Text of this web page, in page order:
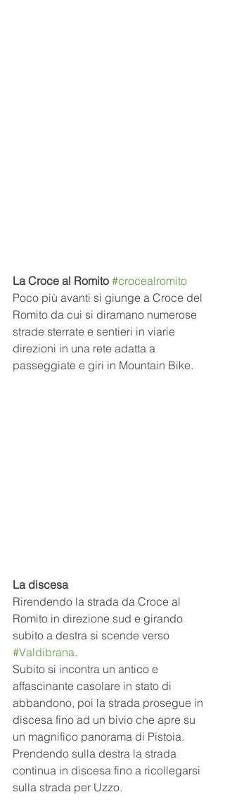
La Croce al Romito #crocealromito
Poco più avanti si giunge a Croce del
Romito da cui si diramano numerose
strade sterrate e sentieri in viarie
direzioni in una rete adatta a
passeggiate e giri in Mountain Bike.
La discesa
Rirendendo la strada da Croce al
Romito in direzione sud e girando
subito a destra si scende verso
#Valdibrana.
Subito si incontra un antico e
affascinante casolare in stato di
abbandono, poi la strada prosegue in
discesa fino ad un bivio che apre su
un magnifico panorama di Pistoia.
Prendendo sulla destra la strada
continua in discesa fino a ricollegarsi
sulla strada per Uzzo.